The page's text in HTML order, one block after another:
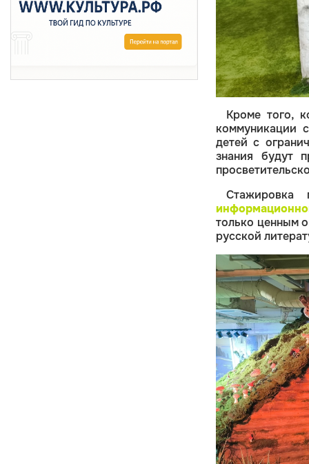
Кроме того,
коммуникации
детей с
знания будут
только ценным
русской